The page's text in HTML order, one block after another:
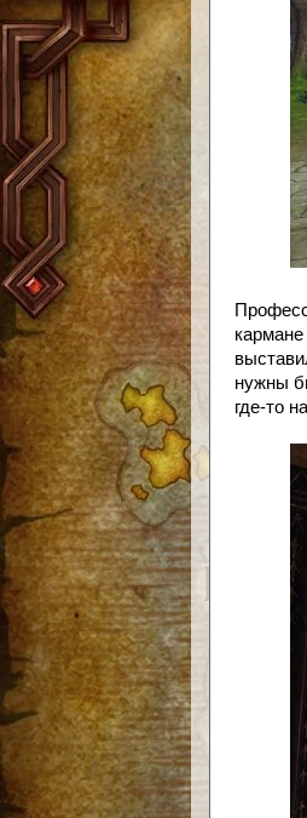
нужны
где-то